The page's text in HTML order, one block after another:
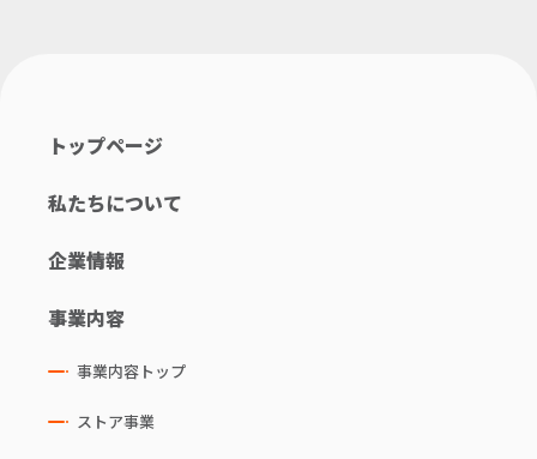
トップページ
私たちについて
企業情報
事業内容
事業内容トップ
ストア事業